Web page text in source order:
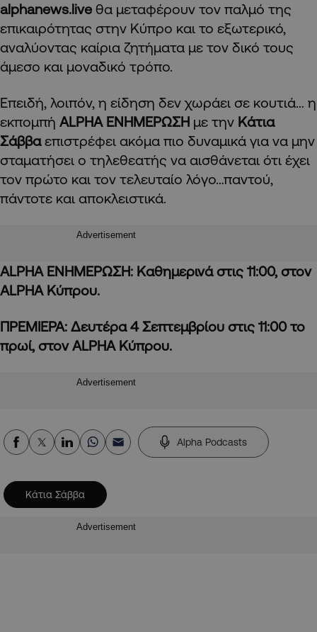
alphanews.liveθα μεταφέρουν τον παλμό της
επικαιρότητας στην Κύπρο και το εξωτερικό,
αναλύοντας καίρια ζητήματα με τον δικό τους
άμεσο και μοναδικό τρόπο.
Επειδή, λοιπόν, η είδηση δεν χωράει σε κουτιά… η
εκπομπή ALPHA ΕΝΗΜΕΡΩΣΗ με την Κάτια
Σάββαεπιστρέφει ακόμα πιο δυναμικά για να μην
σταματήσει ο τηλεθεατής να αισθάνεται ότι έχει
τον πρώτο και τον τελευταίο λόγο…παντού,
πάντοτε και αποκλειστικά.
Advertisement
ALPHA ΕΝΗΜΕΡΩΣΗ: Καθημερινά στις 11:00, στον
ALPHA Κύπρου.
ΠΡΕΜΙΕΡΑ: Δευτέρα 4 Σεπτεμβρίου στις 11:00 το
πρωί, στονALPHA Κύπρου.
Advertisement
Alpha Podcasts
Κάτια Σάββα
Advertisement